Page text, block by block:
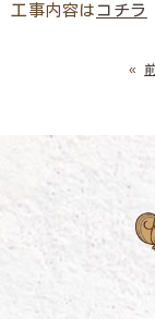
工事内容は コチラ
«